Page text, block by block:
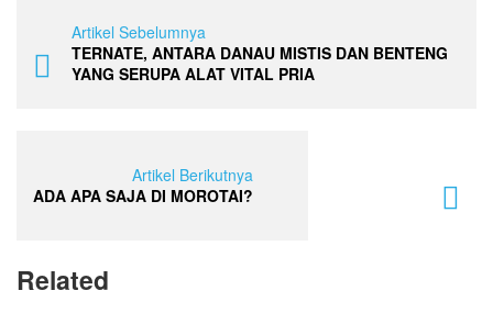
Artikel Sebelumnya
TERNATE, ANTARA DANAU MISTIS DAN BENTENG
YANG SERUPA ALAT VITAL PRIA
Artikel Berikutnya
ADA APA SAJA DI MOROTAI?
Related